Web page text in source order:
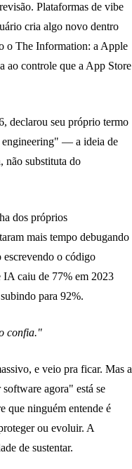
Plataformas de vibe
cria algo novo dentro
o The Information: a Apple
ao controle que a App Store
declarou seu próprio termo
engineering" — a ideia de
não substituta do
dos próprios
mais tempo debugando
o código
IA caiu de 77% em 2023
para 92%.
confia."
e veio pra ficar. Mas a
agora" está se
que ninguém entende é
ou evoluir. A
de sustentar.